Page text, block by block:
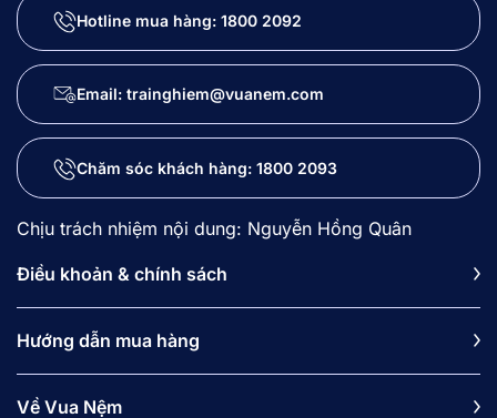
Hotline mua hàng: 1800 2092
Email: trainghiem@vuanem.com
Chăm sóc khách hàng: 1800 2093
Chịu trách nhiệm nội dung: Nguyễn Hồng Quân
Điều khoản & chính sách
Hướng dẫn mua hàng
Về Vua Nệm